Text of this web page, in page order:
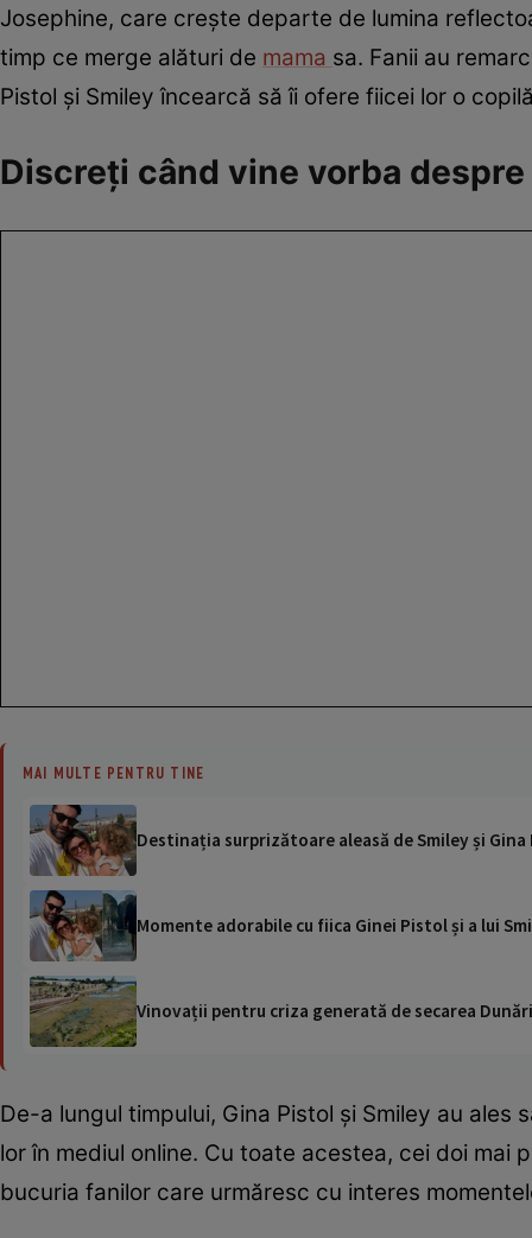
Josephine, care crește departe de lumina
timp ce merge alături de mama sa. Fanii au
Pistol și Smiley încearcă să îi ofere fiicei lor o
Discreți când vine vorba
MAI MULTE PENTRU TINE
Destinația surprizătoare aleasă de Smiley și
Momente adorabile cu fiica Ginei Pistol și a lui
Vinovații pentru criza generată de secarea
De-a lungul timpului, Gina Pistol și Smiley au
lor în mediul online. Cu toate acestea, cei doi mai
bucuria fanilor care urmăresc cu interes